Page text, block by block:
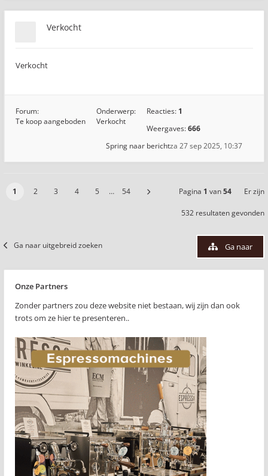
Verkocht
Verkocht
Forum:
Te koop aangeboden
Onderwerp:
Verkocht
Reacties: 1
Weergaves:666
za 27 sep 2025, 10:37
Spring naar bericht
1 2 3 4 5 … 54 Pagina 1 van54 Er zijn
532 resultaten gevonden
Ga naar uitgebreid zoeken Ga naar
Onze Partners
Zonder partners zou deze website niet bestaan, wij zijn dan ook
trots om ze hier te presenteren..